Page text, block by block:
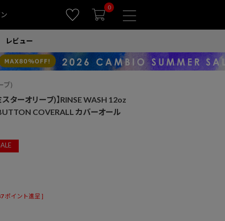
0
レビュー
ブ)
ターオリーブ)】RINSE WASH 12oz
COVERALL カバーオール
ポイント進呈 ]